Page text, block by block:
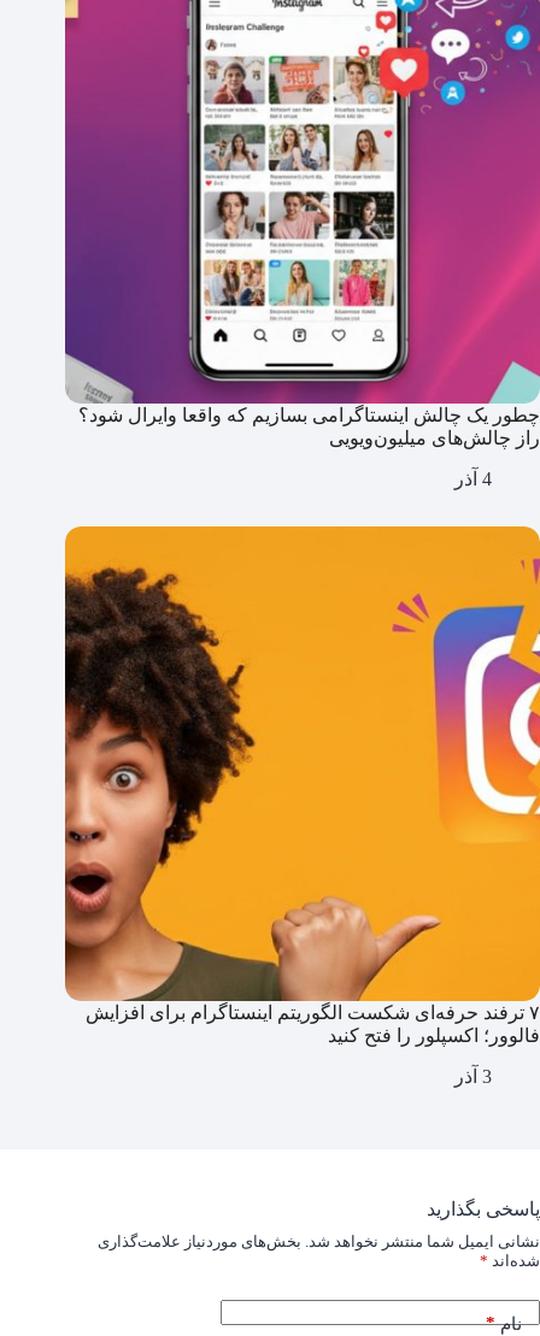
چطور یک چالش اینستاگرامی بسازیم که واقعا وایرال شود؟
راز چالش‌های میلیون‌ویویی
4 آذر
۷ ترفند حرفه‌ای شکست الگوریتم اینستاگرام برای افزایش
فالوور؛ اکسپلور را فتح کنید
3 آذر
پاسخی بگذارید
نشانی ایمیل شما منتشر نخواهد شد. بخش‌های موردنیاز علامت‌گذاری
شده‌اند *
نام*